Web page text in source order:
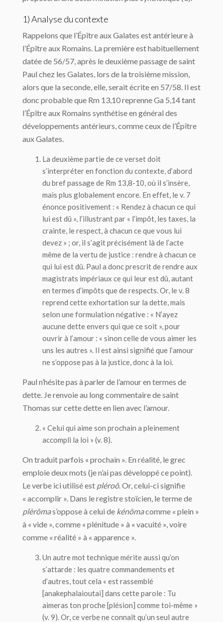
1) Analyse du contexte
Rappelons que l’Épître aux Galates est antérieure à
l’Épître aux Romains. La première est habituellement
datée de 56/57, après le deuxième passage de saint
Paul chez les Galates, lors de la troisième mission,
alors que la seconde, elle, serait écrite en 57/58. Il est
donc probable que Rm 13,10 reprenne Ga 5,14 tant
l’Épître aux Romains synthétise en général des
développements antérieurs, comme ceux de l’Épître
aux Galates.
La deuxième partie de ce verset doit
s’interpréter en fonction du contexte, d’abord
du bref passage de Rm 13,8-10, où il s’insère,
mais plus globalement encore. En effet, le v. 7
énonce positivement : « Rendez à chacun ce qui
lui est dû », l’illustrant par « l’impôt, les taxes, la
crainte, le respect, à chacun ce que vous lui
devez » ; or, il s’agit précisément là de l’acte
même de la vertu de justice : rendre à chacun ce
qui lui est dû. Paul a donc prescrit de rendre aux
magistrats impériaux ce qui leur est dû, autant
en termes d’impôts que de respects. Or, le v. 8
reprend cette exhortation sur la dette, mais
selon une formulation négative : « N’ayez
aucune dette envers qui que ce soit », pour
ouvrir à l’amour : « sinon celle de vous aimer les
uns les autres ». Il est ainsi signifié que l’amour
ne s’oppose pas à la justice, donc à la loi.
Paul n’hésite pas à parler de l’amour en termes de
dette. Je renvoie au long commentaire de saint
Thomas sur cette dette en lien avec l’amour.
« Celui qui aime son prochain a pleinement
accompli la loi » (v. 8).
On traduit parfois « prochain ». En réalité, le grec
emploie deux mots (je n’ai pas développé ce point).
Le verbe ici utilisé est pléroô. Or, celui-ci signifie
« accomplir ». Dans le registre stoïcien, le terme de
plèrômas’oppose à celui de kénômacomme « plein »
à « vide », comme « plénitude » à « vacuité », voire
comme « réalité » à « apparence ».
Un autre mot technique mérite aussi qu’on
s’attarde : les quatre commandements et
d’autres, tout cela « est rassemblé
[anakephalaioutai] dans cette parole : Tu
aimeras ton proche [plésion] comme toi-même »
(v. 9). Or, ce verbe ne connaît qu’un seul autre